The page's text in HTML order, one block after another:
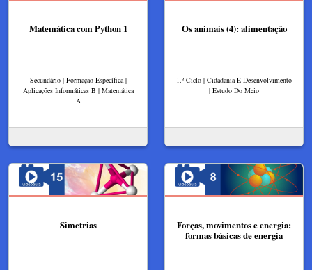
Matemática com Python 1
Secundário | Formação Específica |
Aplicações Informáticas B | Matemática
A
Os animais (4): alimentação
1.º Ciclo | Cidadania E Desenvolvimento
| Estudo Do Meio
Simetrias
Forças, movimentos e energia:
formas básicas de energia